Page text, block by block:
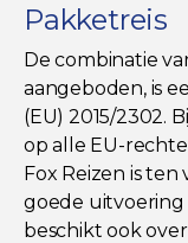
Pakketreis
De combinatie
aangeboden, is
(EU) 2015/2302.
op alle EU-
Fox Reizen is
goede uitvoering
beschikt ook